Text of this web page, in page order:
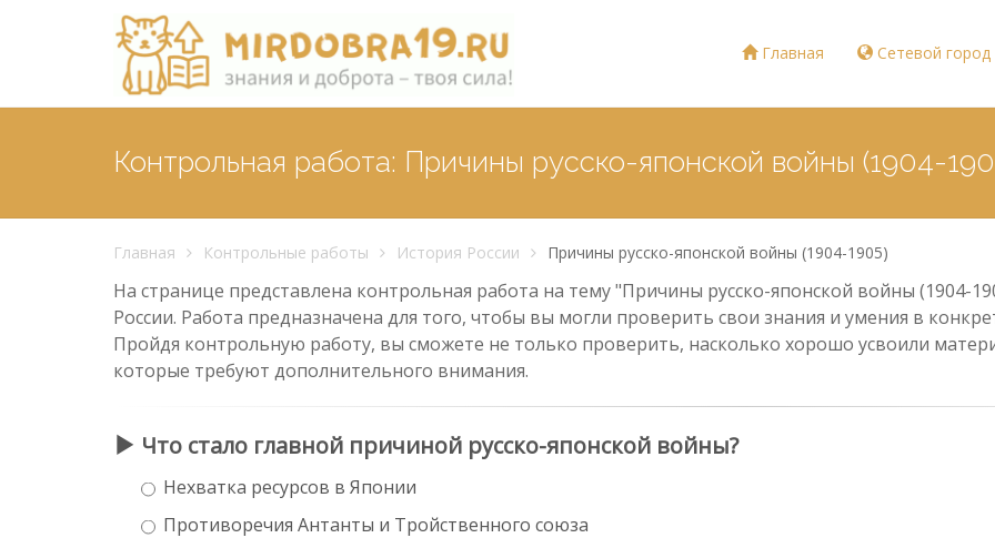
Главная Сетевой город
Контрольная работа: Причины русско-японской войны (1904-
Главная Контрольные работы История России Причины русско-японской войны (1904-1905)
На странице представлена контрольная работа на тему "Причины русско-японской войны (1904-
России. Работа предназначена для того, чтобы вы могли проверить свои знания и умения в
Пройдя контрольную работу, вы сможете не только проверить, насколько хорошо усвоили
которые требуют дополнительного внимания.
Что стало главной причиной русско-японской войны?
Нехватка ресурсов в Японии
Противоречия Антанты и Тройственного союза